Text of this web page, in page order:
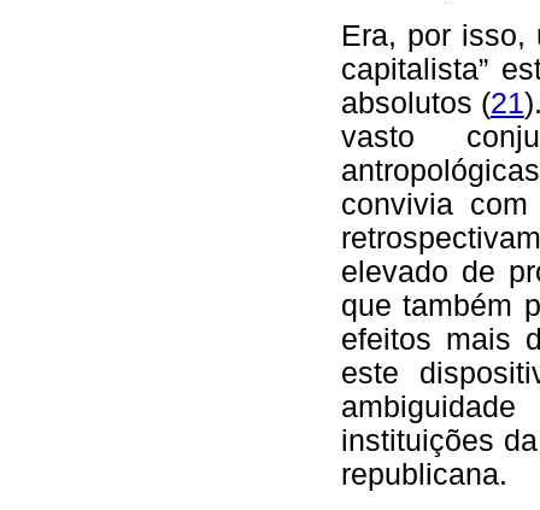
Era, por isso,
capitalista”
absolutos (21
vasto
convivia
elevado de
que também
efeitos mais
este
instituições
republicana.